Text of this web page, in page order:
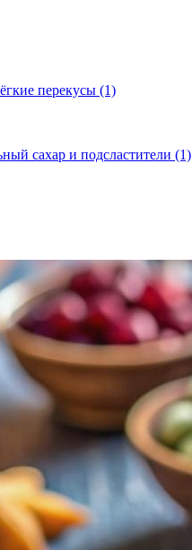
перекусы (1)
сахар и подсластители (1)